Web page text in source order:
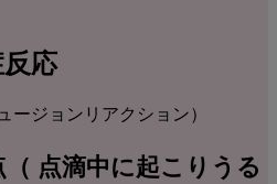
応
ージョンリアクション）
（ 点滴中に起こりうる